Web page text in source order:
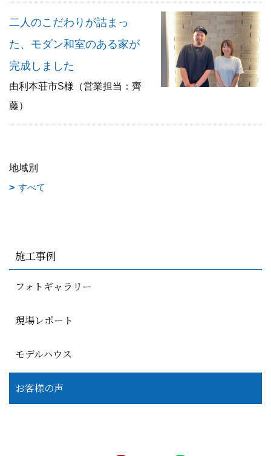
二人のこだわりが詰まっ
た、モダン和室のある家が
完成しました
由利本荘市S様（営業担当：齊
藤）
地域別
すべて
施工事例
フォトギャラリー
現場レポート
モデルハウス
お客様の声